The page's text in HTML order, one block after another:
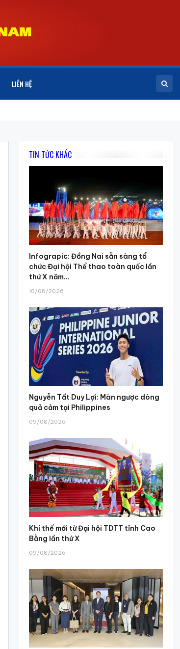
LIÊN HỆ
TIN TỨC KHÁC
Infograpic: Đồng Nai sẵn sàng tổ
chức Đại hội Thể thao toàn quốc lần
thứ X năm...
10/08/2026
Nguyễn Tất Duy Lợi: Màn ngược dòng
quả cảm tại Philippines
09/08/2026
Khí thế mới từ Đại hội TDTT tỉnh Cao
Bằng lần thứ X
09/08/2026